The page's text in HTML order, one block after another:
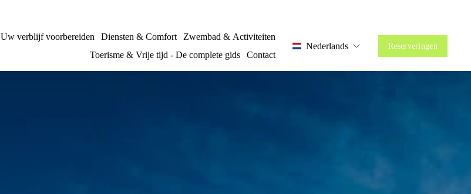
Uw verblijf voorbereiden Diensten & Comfort
Zwembad & Activiteiten
Toerisme & Vrije tijd - De complete gids
Contact
Nederlands Reserveringen